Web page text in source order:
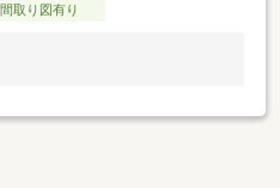
間取り図有り